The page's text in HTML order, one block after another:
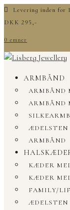
Levering inden for
DKK 295,-
0 emner
ARMBÅND
ARMBÅND
ARMBÅND
ÆDELSTEN
ARMBÅND
KÆDER
KÆDER
FAMILY/
ÆDELSTEN